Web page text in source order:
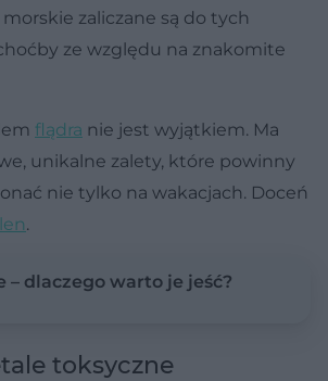
zaliczane są do tych
ze względu na znakomite
flądra nie jest wyjątkiem. Ma
unikalne zalety, które powinny
nie tylko na wakacjach. Doceń
.
– dlaczego warto je jeść?
toksyczne